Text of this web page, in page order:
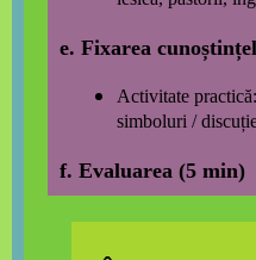
e. Fixarea
Activitate
simboluri /
f. Evaluarea (5 min)